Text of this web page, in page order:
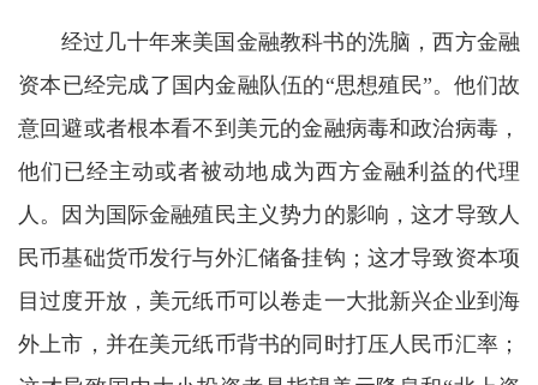
经过几十年来美国金融教科书的洗脑，西方金融
资本已经完成了国内金融队伍的“思想殖民”。他们故
意回避或者根本看不到美元的金融病毒和政治病毒，
他们已经主动或者被动地成为西方金融利益的代理
人。因为国际金融殖民主义势力的影响，这才导致人
民币基础货币发行与外汇储备挂钩；这才导致资本项
目过度开放，美元纸币可以卷走一大批新兴企业到海
外上市，并在美元纸币背书的同时打压人民币汇率；